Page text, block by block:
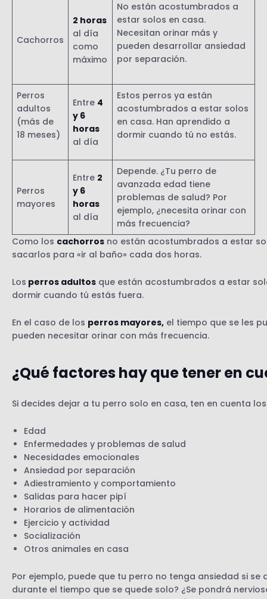
Cachorros
2 horas
al día
como
máximo
No están acostumbrados a
estar solos en casa.
Necesitan orinar más y
pueden desarrollar ansiedad
por separación.
Perros
adultos
(más de
18 meses)
Entre 4
y 6
horas
al día
Estos perros ya están
acostumbrados a estar solos
en casa. Han aprendido a
dormir cuando tú no estás.
Perros
mayores
Entre 2
y 6
horas
al día
Depende. ¿Tu perro de
avanzada edad tiene
problemas de salud? Por
ejemplo, ¿necesita orinar con
más frecuencia?
Como los cachorros no están acostumbrados a estar
sacarlos para «ir al baño» cada dos horas.
Los perros adultos que están acostumbrados a estar
dormir cuando tú estás fuera.
En el caso de los perros mayores, el tiempo que se les
pueden necesitar orinar con más frecuencia.
¿Qué factores hay que tener en
Si decides dejar a tu perro solo en casa, ten en cuenta
Edad
Enfermedades y problemas de salud
Necesidades emocionales
Ansiedad por separación
Adiestramiento y comportamiento
Salidas para hacer pipí
Horarios de alimentación
Ejercicio y actividad
Socialización
Otros animales en casa
Por ejemplo, puede que tu perro no tenga ansiedad si
durante el tiempo que se quede solo? ¿Se pondrá